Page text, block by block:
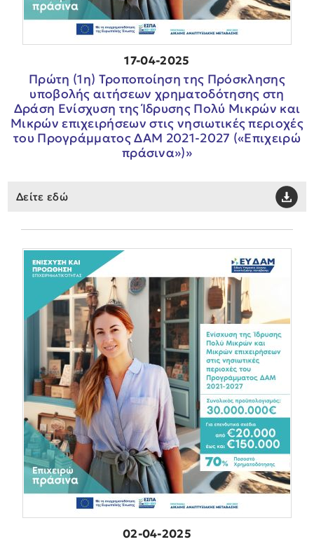
17-04-2025
Πρώτη (1η) Τροποποίηση της Πρόσκλησης
υποβολής αιτήσεων χρηματοδότησης στη
Δράση Ενίσχυση της Ίδρυσης Πολύ Μικρών και
Μικρών επιχειρήσεων στις νησιωτικές περιοχές
του Προγράμματος ΔΑΜ 2021-2027 («Επιχειρώ
πράσινα»)»
Δείτε εδώ
02-04-2025